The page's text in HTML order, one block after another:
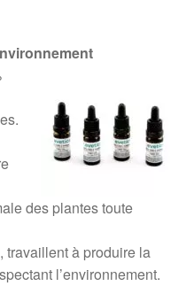
des plantes toute
travaillent à produire la
l’environnement.